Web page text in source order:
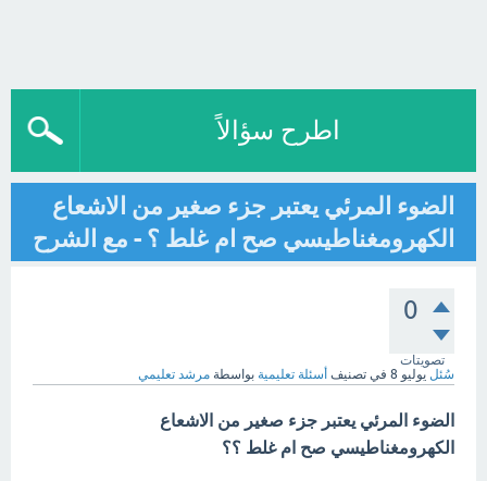
اطرح سؤالاً
الضوء المرئي يعتبر جزء صغير من الاشعاع
الكهرومغناطيسي صح ام غلط ؟ - مع الشرح
0
تصويتات
سُئل يوليو 8 في تصنيف أسئلة تعليمية بواسطة مرشد تعليمي
الضوء المرئي يعتبر جزء صغير من الاشعاع
الكهرومغناطيسي صح ام غلط ؟؟